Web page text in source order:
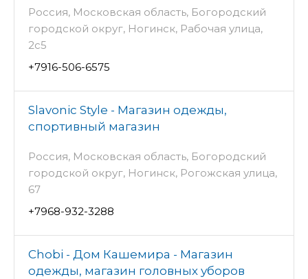
Россия, Московская область, Богородский
городской округ, Ногинск, Рабочая улица,
2с5
+7916-506-6575
Slavonic Style - Магазин одежды,
спортивный магазин
Россия, Московская область, Богородский
городской округ, Ногинск, Рогожская улица,
67
+7968-932-3288
Chobi - Дом Кашемира - Магазин
одежды, магазин головных уборов